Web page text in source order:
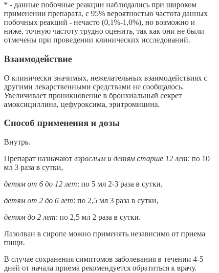
* - данные побочные реакции наблюдались при широком
применении препарата, с 95% вероятностью частота данных
побочных реакций - нечасто (0,1%-1,0%), но возможно и
ниже, точную частоту трудно оценить, так как они не были
отмечены при проведении клинических исследований.
Взаимодействие
О клинически значимых, нежелательных взаимодействиях с
другими лекарственными средствами не сообщалось.
Увеличивает проникновение в бронхиальный секрет
амоксициллина, цефуроксима, эритромицина.
Способ применения и дозы
Внутрь.
Препарат назначают взрослым и детям старше 12 лет: по 10
мл 3 раза в сутки,
детям от 6 до 12 лет: по 5 мл 2-3 раза в сутки,
детям от 2 до 6 лет: по 2,5 мл 3 раза в сутки,
детям до 2 лет: по 2,5 мл 2 раза в сутки.
Лазолван в сиропе можно применять независимо от приема
пищи.
В случае сохранения симптомов заболевания в течении 4-5
дней от начала приема рекомендуется обратиться к врачу.